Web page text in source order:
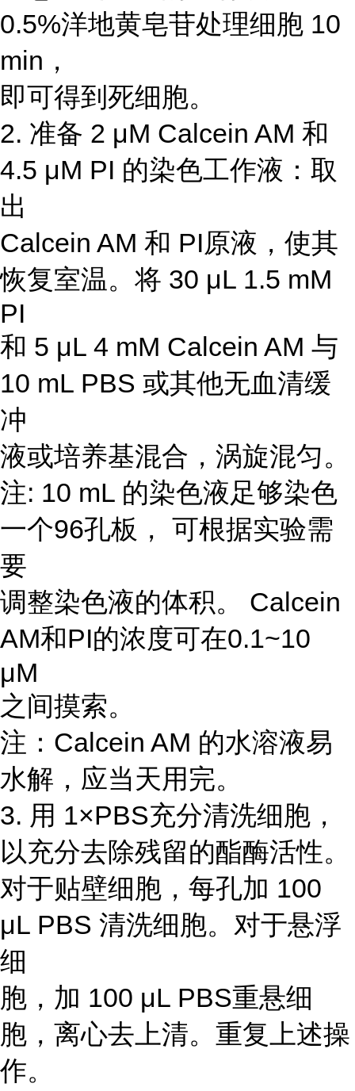
0.5%洋地黄皂苷处理细胞 10
min，
即可得到死细胞。
2. 准备 2 μM Calcein AM 和
4.5 μM PI 的染色工作液：取
出
Calcein AM 和 PI原液，使其
恢复室温。将 30 μL 1.5 mM
PI
和 5 μL 4 mM Calcein AM 与
10 mL PBS 或其他无血清缓
冲
液或培养基混合，涡旋混匀。
注: 10 mL 的染色液足够染色
一个96孔板， 可根据实验需
要
调整染色液的体积。 Calcein
AM和PI的浓度可在0.1~10
μM
之间摸索。
注：Calcein AM 的水溶液易
水解，应当天用完。
3. 用 1×PBS充分清洗细胞，
以充分去除残留的酯酶活性。
对于贴壁细胞，每孔加 100
μL PBS 清洗细胞。对于悬浮
细
胞，加 100 μL PBS重悬细
胞，离心去上清。重复上述操
作。